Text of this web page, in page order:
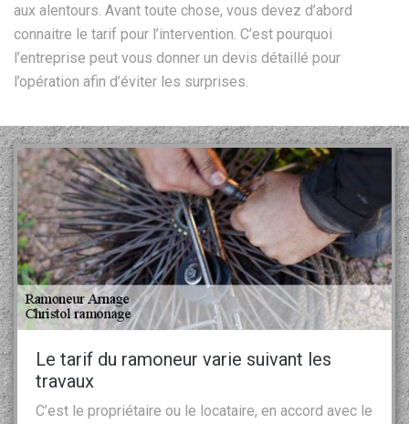
aux alentours. Avant toute chose, vous devez d’abord
connaitre le tarif pour l’intervention. C’est pourquoi
l’entreprise peut vous donner un devis détaillé pour
l’opération afin d’éviter les surprises.
Le tarif du ramoneur varie suivant les
travaux
C’est le propriétaire ou le locataire, en accord avec le